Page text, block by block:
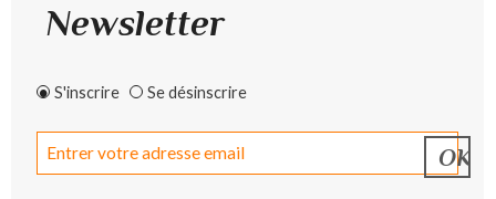
Newsletter
S'inscrire Se désinscrire